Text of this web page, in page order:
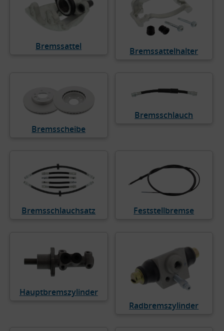
Bremssattel Bremssattelhalter
Bremsscheibe
Bremsschlauch
Bremsschlauchsatz Feststellbremse
Hauptbremszylinder
Radbremszylinder